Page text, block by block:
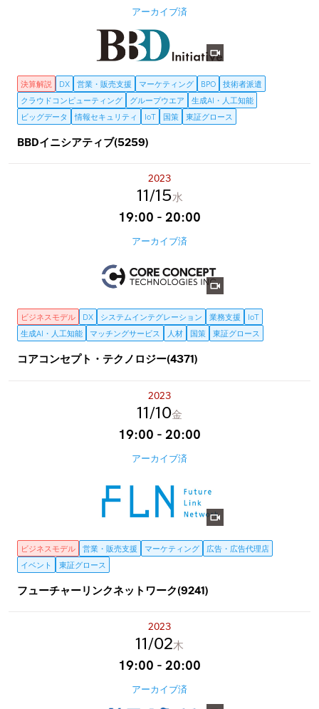
アーカイブ済
決算解説 DX 営業・販売支援 マーケティング BPO
技術者派遣
クラウドコンピューティング
グループウエア
生成AI・人工知能
ビッグデータ
情報セキュリティ IoT 国策 東証グロース
BBDイニシアティブ(5259)
2023
11 15水
19:00 - 20:00
アーカイブ済
ビジネスモデル DX システムインテグレーション 業務支援
IoT
生成AI・人工知能
マッチングサービス 人材 国策 東証グロース
コアコンセプト・テクノロジー(4371)
2023
11 10金
19:00 - 20:00
アーカイブ済
ビジネスモデル 営業・販売支援 マーケティング
広告・広告代理店
イベント
東証グロース
フューチャーリンクネットワーク(9241)
2023
11 02木
19:00 - 20:00
アーカイブ済